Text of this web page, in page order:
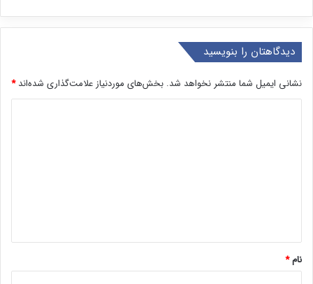
دیدگاهتان را بنویسید
نشانی ایمیل شما منتشر نخواهد شد. بخش‌های موردنیاز علامت‌گذاری شده‌اند*
نام*